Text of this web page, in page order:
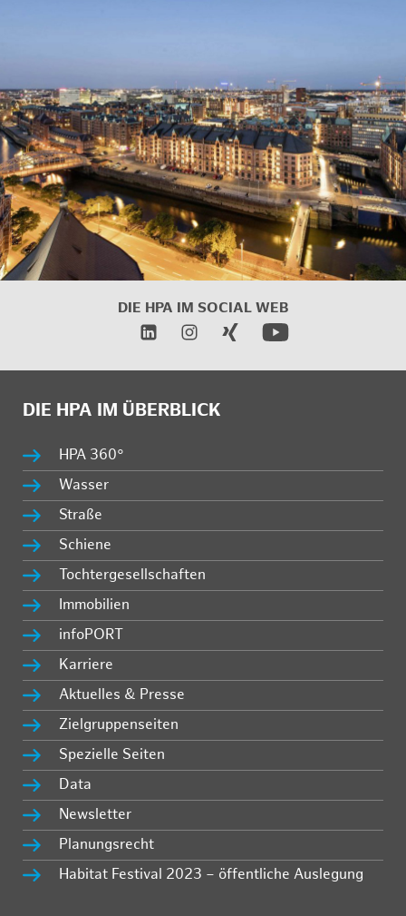
DIE HPA IM SOCIAL WEB
DIE HPA IM ÜBERBLICK
HPA 360°
Wasser
Straße
Schiene
Tochtergesellschaften
Immobilien
infoPORT
Karriere
Aktuelles & Presse
Zielgruppenseiten
Spezielle Seiten
Data
Newsletter
Planungsrecht
Habitat Festival 2023 – öffentliche Auslegung